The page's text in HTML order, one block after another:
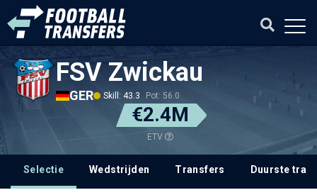
FSV Zwickau
GER Skill: 43.3 Pot: 56.0
€2.4M
ETV
Selectie Wedstrijden Transfers Duurste